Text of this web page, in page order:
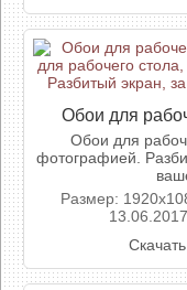
Обои для
Обои для
фотографией.
Размер: